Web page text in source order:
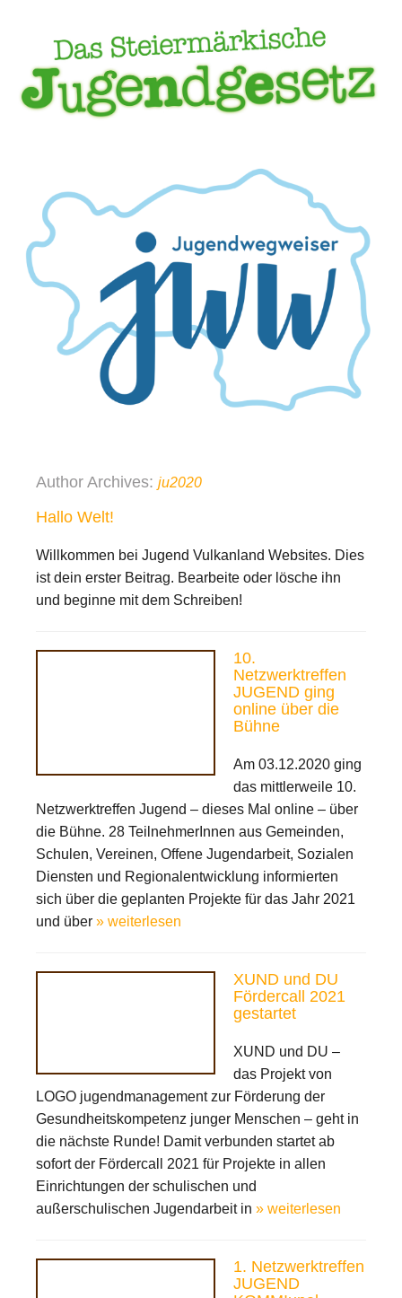
Author Archives: ju2020
Hallo Welt!
Willkommen bei Jugend Vulkanland Websites. Dies
ist dein erster Beitrag. Bearbeite oder lösche ihn
und beginne mit dem Schreiben!
10.
Netzwerktreffen
JUGEND ging
online über die
Bühne
Am 03.12.2020 ging
das mittlerweile 10.
Netzwerktreffen Jugend – dieses Mal online – über
die Bühne. 28 TeilnehmerInnen aus Gemeinden,
Schulen, Vereinen, Offene Jugendarbeit, Sozialen
Diensten und Regionalentwicklung informierten
sich über die geplanten Projekte für das Jahr 2021
und über » weiterlesen
XUND und DU
Fördercall 2021
gestartet
XUND und DU –
das Projekt von
LOGO jugendmanagement zur Förderung der
Gesundheitskompetenz junger Menschen – geht in
die nächste Runde! Damit verbunden startet ab
sofort der Fördercall 2021 für Projekte in allen
Einrichtungen der schulischen und
außerschulischen Jugendarbeit in » weiterlesen
1. Netzwerktreffen
JUGEND